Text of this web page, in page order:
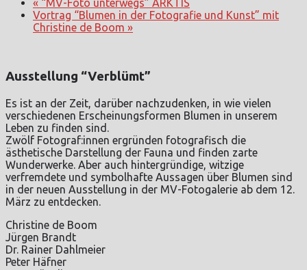
« “MV-Foto unterwegs” ARKTIS
Vortrag “Blumen in der Fotografie und Kunst” mit
Christine de Boom »
Ausstellung “Verblümt”
Es ist an der Zeit, darüber nachzudenken, in wie vielen
verschiedenen Erscheinungsformen Blumen in unserem
Leben zu finden sind.
Zwölf Fotograf:innen ergründen fotografisch die
ästhetische Darstellung der Fauna und finden zarte
Wunderwerke. Aber auch hintergründige, witzige
verfremdete und symbolhafte Aussagen über Blumen sind
in der neuen Ausstellung in der MV-Fotogalerie ab dem 12.
März zu entdecken.
Christine de Boom
Jürgen Brandt
Dr. Rainer Dahlmeier
Peter Häfner